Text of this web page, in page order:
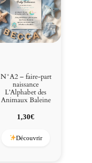
N°A2 – faire-part
naissance
L’Alphabet des
Animaux Baleine
1,30€
Découvrir